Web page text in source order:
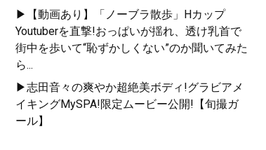
▶【動画あり】「ノーブラ散歩」Hカップ
Youtuberを直撃!おっぱいが揺れ、透け乳首で
街中を歩いて“恥ずかしくない”のか聞いてみた
ら...
▶志田音々の爽やか超絶美ボディ!グラビアメ
イキングMySPA!限定ムービー公開!【旬撮ガ
ール】